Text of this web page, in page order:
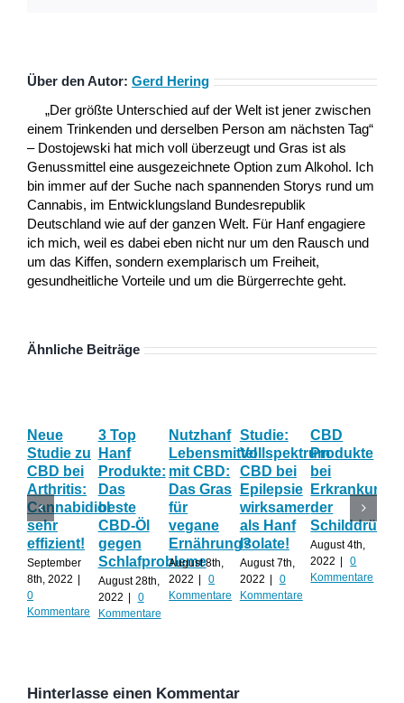
Über den Autor: Gerd Hering
„Der größte Unterschied auf der Welt ist jener zwischen
einem Trinkenden und derselben Person am nächsten Tag“
– Dostojewski hat mich voll überzeugt und Gras ist als
Genussmittel eine ausgezeichnete Option zum Alkohol. Ich
bin immer auf der Suche nach spannenden Storys rund um
Cannabis, im Entwicklungsland Bundesrepublik
Deutschland wie auf der ganzen Welt. Für Hanf engagiere
ich mich, weil es dabei eben nicht nur um den Rausch und
um das Kiffen, sondern exemplarisch um Freiheit,
gesundheitliche Vorteile und um die Bürgerrechte geht.
Ähnliche Beiträge
Neue
Studie zu
CBD bei
Arthritis:
Cannabidiol
sehr
effizient!
September
8th, 2022 |
0
Kommentare
3 Top
Hanf
Produkte:
Das
beste
CBD-Öl
gegen
Schlafprobleme
August 28th,
2022 |
0
Kommentare
Nutzhanf
Lebensmittel
mit CBD:
Das Gras
für
vegane
Ernährung?
August 8th,
2022 |
0
Kommentare
Studie:
Vollspektrum
CBD bei
Epilepsie
wirksamer
als Hanf
Isolate!
August 7th,
2022 |
0
Kommentare
CBD
Produkte
bei
der
Schilddrüse
August 4th,
2022 |
0
Kommentare
Hinterlasse einen Kommentar